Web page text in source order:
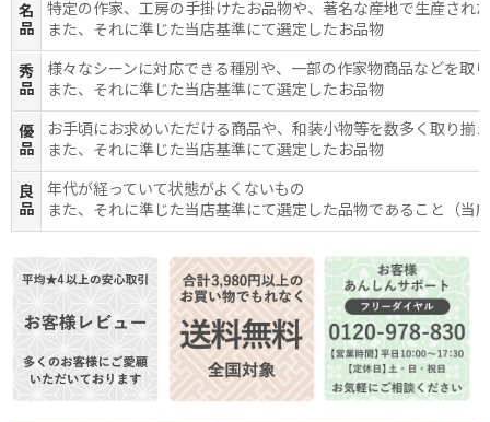
名
品
特定の作家、工房の手掛けたお品物や、著名な産地で生産され
また、それに準じた当店基準にて選定したお品物
秀
品
様々なシーンに対応できる種別や、一部の作家物商品などを取
また、それに準じた当店基準にて選定したお品物
優
品
お手頃にお求めいただける商品や、和装小物等を数多く取り揃
また、それに準じた当店基準にて選定したお品物
良
品
年代が経っていて状態がよくないもの
また、それに準じた当店基準にて選定した品物であること（当